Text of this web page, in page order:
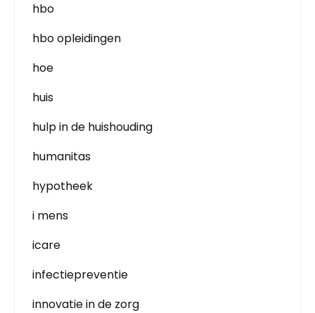
hbo
hbo opleidingen
hoe
huis
hulp in de huishouding
humanitas
hypotheek
i mens
icare
infectiepreventie
innovatie in de zorg